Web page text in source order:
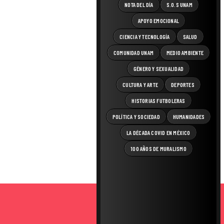
NOTA DEL DÍA S.O.S UNAM
APOYO EMOCIONAL
CIENCIA Y TECNOLOGÍA SALUD
COMUNIDAD UNAM MEDIO AMBIENTE
GÉNERO Y SEXUALIDAD
CULTURA Y ARTE DEPORTES
HISTORIAS FUTBOLERAS
POLÍTICA Y SOCIEDAD HUMANIDADES
LA DÉCADA COVID EN MÉXICO
100 AÑOS DE MURALISMO